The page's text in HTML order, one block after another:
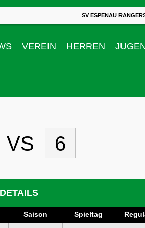
SV ESPENAU
VEREIN HERREN
VS 6
DETAILS
Saison Spieltag